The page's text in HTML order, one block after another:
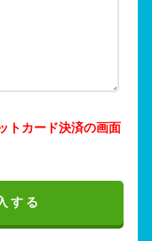
トカード決済の画面
する